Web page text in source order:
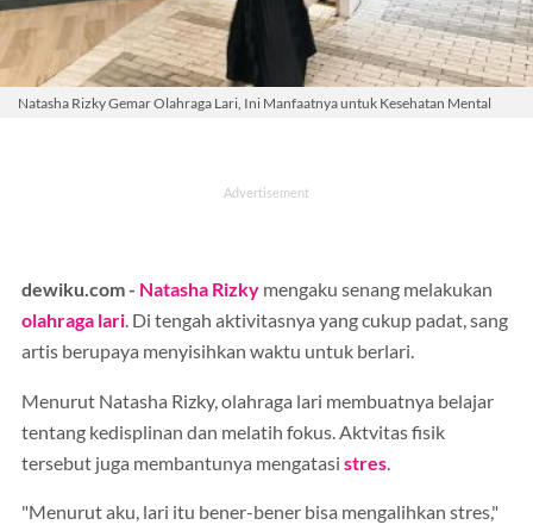
Natasha Rizky Gemar Olahraga Lari, Ini Manfaatnya untuk Kesehatan Mental
dewiku.com - Natasha Rizky mengaku senang melakukan
olahraga lari. Di tengah aktivitasnya yang cukup padat, sang
artis berupaya menyisihkan waktu untuk berlari.
Menurut Natasha Rizky, olahraga lari membuatnya belajar
tentang kedisplinan dan melatih fokus. Aktvitas fisik
tersebut juga membantunya mengatasi stres
"Menurut aku, lari itu bener-bener bisa mengalihkan stres,"